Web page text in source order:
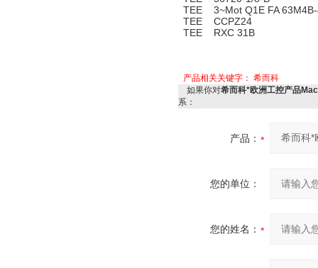
TEE 3~Mot Q1E FA
TEE CCPZ24
TEE RXC 31B
产品相关关键字： 希而科
如果你对希而科*欧洲工控产品
系：
产品：
您的单位：
您的姓名：